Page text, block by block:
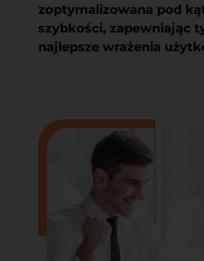
zoptymalizowana pod
szybkości, zapewniając
najlepsze wrażenia